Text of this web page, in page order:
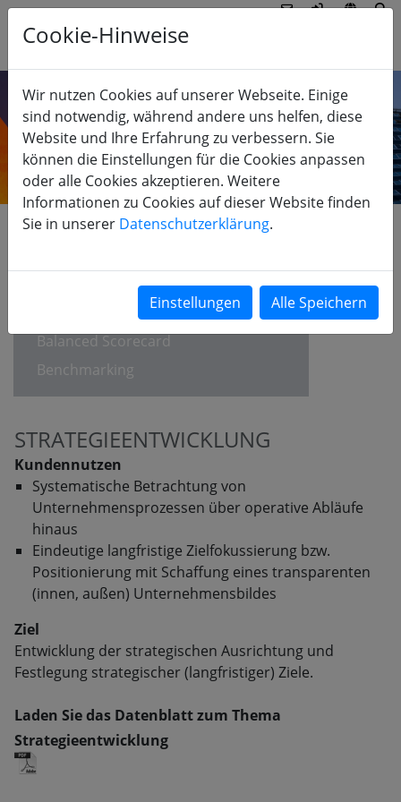
Strategieentwicklung
EFQM-Selbstbewertung
Balanced Scorecard
Benchmarking
STRATEGIEENTWICKLUNG
Kundennutzen
Systematische Betrachtung von
Unternehmensprozessen über operative Abläufe
hinaus
Eindeutige langfristige Zielfokussierung bzw.
Positionierung mit Schaffung eines transparenten
(innen, außen) Unternehmensbildes
Ziel
Entwicklung der strategischen Ausrichtung und
Festlegung strategischer (langfristiger) Ziele.
Laden Sie das Datenblatt zum Thema
Strategieentwicklung
Cookie-Hinweise
Wir nutzen Cookies auf unserer Webseite. Einige
sind notwendig, während andere uns helfen, diese
Website und Ihre Erfahrung zu verbessern. Sie
können die Einstellungen für die Cookies anpassen
oder alle Cookies akzeptieren. Weitere
Informationen zu Cookies auf dieser Website finden
Sie in unserer Datenschutzerklärung.